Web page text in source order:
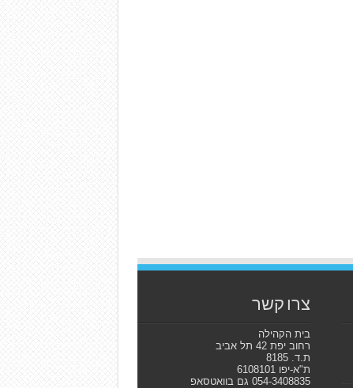
צרו קשר
בית הקהילה
רחוב יפת 42 תל אביב
ת.ד. 8185
ת"א-יפו 6108101
054-3408835 גם בוואטסאפ